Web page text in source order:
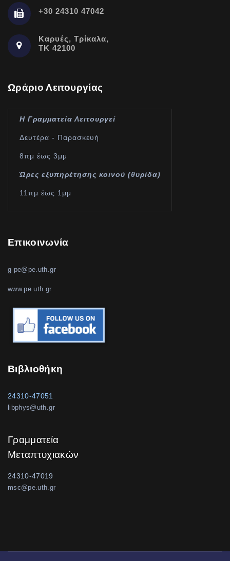
+30 24310 47042
Καρυές, Τρίκαλα,
ΤΚ 42100
Ωράριο Λειτουργίας
Η Γραμματεία Λειτουργεί
Δευτέρα - Παρασκευή
8πμ έως 3μμ
Ώρες εξυπηρέτησης κοινού (θυρίδα)
11πμ έως 1μμ
Επικοινωνία
g-pe@pe.uth.gr
www.pe.uth.gr
Βιβλιοθήκη
24310-47051
libphys@uth.gr
Γραμματεία
Μεταπτυχιακών
24310-47019
msc@pe.uth.gr